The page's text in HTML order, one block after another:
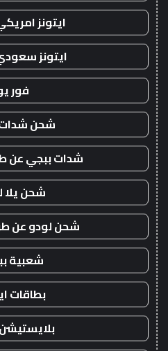
ايتونز
ايتونز
فور
شحن
شدات ببجي عن
شحن يلا
شحن لودو عن
شعبية
بطاقات